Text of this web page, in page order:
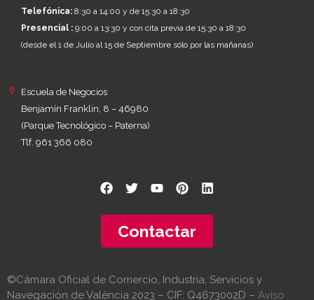
Telefónica: 8:30 a 14:00 y de 15:30 a 18:30
Presencial : 9:00 a 13:30 y con cita previa de 15:30 a 18:30
(desde el 1 de Julio al 15 de Septiembre sólo por las mañanas)
Escuela de Negocios
Benjamín Franklin, 8 – 46980
(Parque Tecnológico – Paterna)
Tlf. 961 366 080
Contactar
©Cámara Oficial de Comercio, Industria, Servicios y
Navegación de València 2023 – CIF: Q4673002D – Aviso